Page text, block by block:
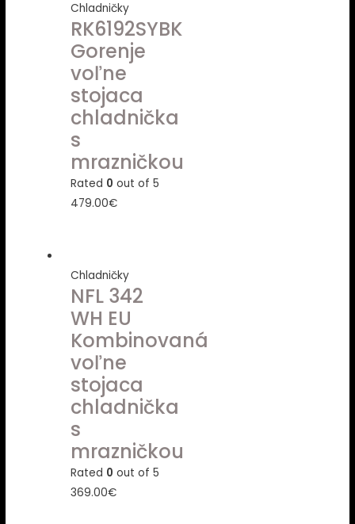
Chladničky
RK6192SYBK
Gorenje
voľne
stojaca
chladnička
s
mrazničkou
Rated 0 out of 5
479.00€
Chladničky
NFL 342
WH EU
Kombinovaná
voľne
stojaca
chladnička
s
mrazničkou
Rated 0 out of 5
369.00€